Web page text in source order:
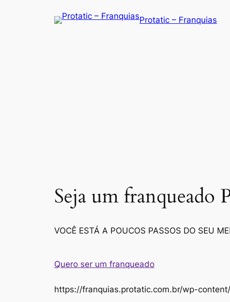
Protatic – Franquias
Seja um franqueado
VOCÊ ESTÁ A POUCOS PASSOS DO SEU
Quero ser um franqueado
https://franquias.protatic.com.br/wp-